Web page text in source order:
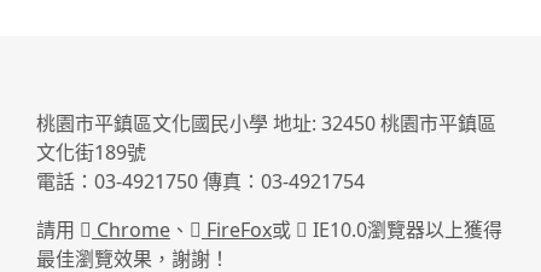
桃園市平鎮區文化國民小學 地址: 32450 桃園市平鎮區
文化街189號
電話：03-4921750 傳真：03-4921754
請用
Chrome 、 FireFox或
IE10.0瀏覽器以上獲得
最佳瀏覽效果，謝謝！